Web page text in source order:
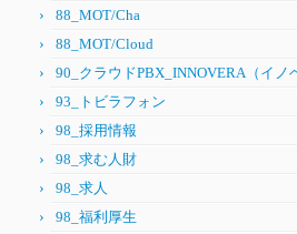
88_MOT/Cha
88_MOT/Cloud
90_クラウドPBX_INNOVERA（イノ
93_トビラフォン
98_採用情報
98_求む人財
98_求人
98_福利厚生